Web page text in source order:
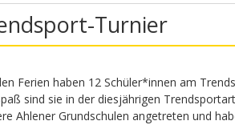
Turnier
Ferien haben 12 Schüler*innen am
sind sie in der diesjährigen
Ahlener Grundschulen angetreten und